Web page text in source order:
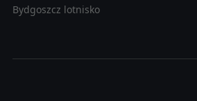
Bydgoszcz lotnisko